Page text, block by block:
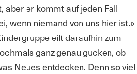
aber er kommt auf jeden Fall
wenn niemand von uns hier ist.»
eilt daraufhin zum
ganz genau gucken, ob
Neues entdecken. Denn so viel